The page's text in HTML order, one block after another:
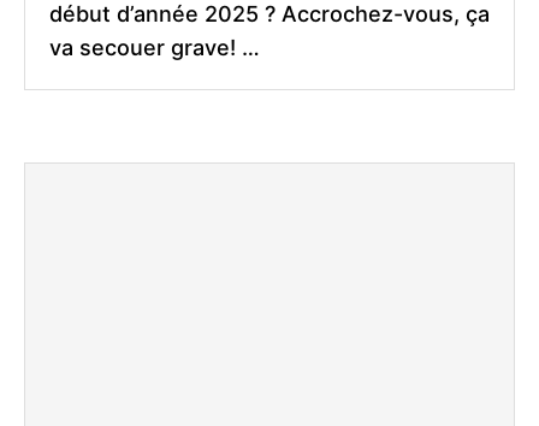
début d’année 2025 ? Accrochez-vous, ça
va secouer grave! …